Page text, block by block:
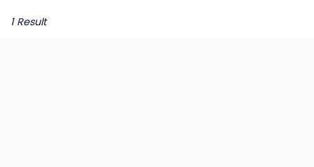
1 Result